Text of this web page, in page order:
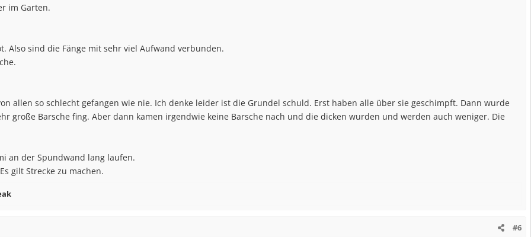
im Garten.
Also sind die Fänge mit sehr viel Aufwand verbunden.
allen so schlecht gefangen wie nie. Ich denke leider ist die Grundel schuld. Erst haben alle über sie geschimpft. Dann wurde
große Barsche fing. Aber dann kamen irgendwie keine Barsche nach und die dicken wurden und werden auch weniger. Die
an der Spundwand lang laufen.
gilt Strecke zu machen.
#6